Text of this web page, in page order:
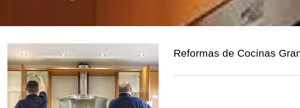
Reformas de Cocinas